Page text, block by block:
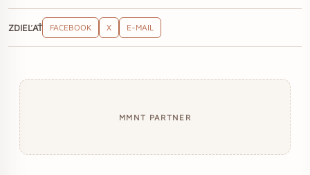
ZDIEĽAŤ FACEBOOK X E-MAIL
MMNT PARTNER